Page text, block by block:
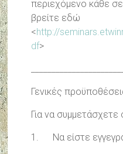
περιεχόμενο κάθε
βρείτε εδώ
<http://
df>
Γενικές
Για να συμμετάσχετε
1. Να είστε